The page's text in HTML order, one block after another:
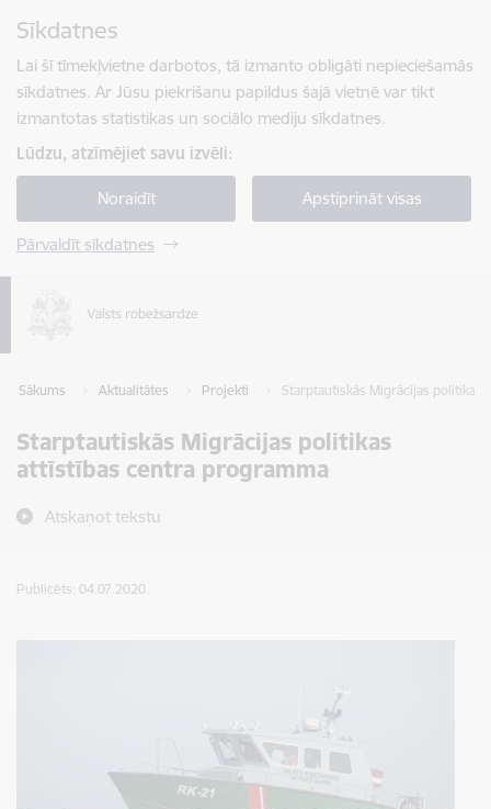
Sīkdatnes
Lai šī tīmekļvietne darbotos, tā izmanto obligāti nepieciešamās
sīkdatnes. Ar Jūsu piekrišanu papildus šajā vietnē var tikt
izmantotas statistikas un sociālo mediju sīkdatnes.
Lūdzu, atzīmējiet savu izvēli:
Noraidīt Apstiprināt visas
Pārvaldīt sīkdatnes
Sākums Aktualitātes Projekti Starptautiskās Migrācijas
Starptautiskās Migrācijas politikas
attīstības centra programma
Atskaņot tekstu
Publicēts: 04.07.2020.